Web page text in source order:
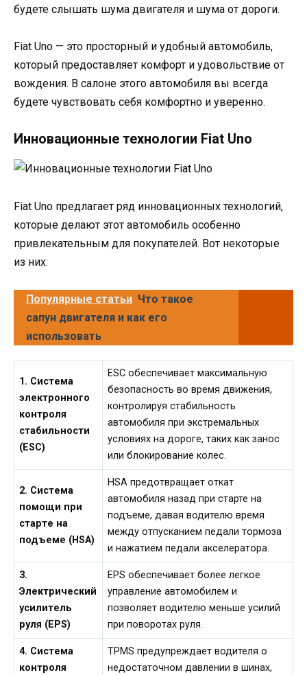
будете слышать шума двигателя и шума от дороги.
Fiat Uno — это просторный и удобный автомобиль,
который предоставляет комфорт и удовольствие от
вождения. В салоне этого автомобиля вы всегда
будете чувствовать себя комфортно и уверенно.
Инновационные технологии Fiat Uno
Fiat Uno предлагает ряд инновационных технологий,
которые делают этот автомобиль особенно
привлекательным для покупателей. Вот некоторые
из них:
Популярные статьи Что такое
сапун двигателя и как его
использовать
1. Система
электронного
контроля
стабильности
(ESC)
ESC обеспечивает максимальную
безопасность во время движения,
контролируя стабильность
автомобиля при экстремальных
условиях на дороге, таких как занос
или блокирование колес.
2. Система
помощи при
старте на
подъеме (HSA)
HSA предотвращает откат
автомобиля назад при старте на
подъеме, давая водителю время
между отпусканием педали тормоза
и нажатием педали акселератора.
3.
Электрический
усилитель
руля (EPS)
EPS обеспечивает более легкое
управление автомобилем и
позволяет водителю меньше усилий
при поворотах руля.
4. Система
контроля
TPMS предупреждает водителя о
недостаточном давлении в шинах,